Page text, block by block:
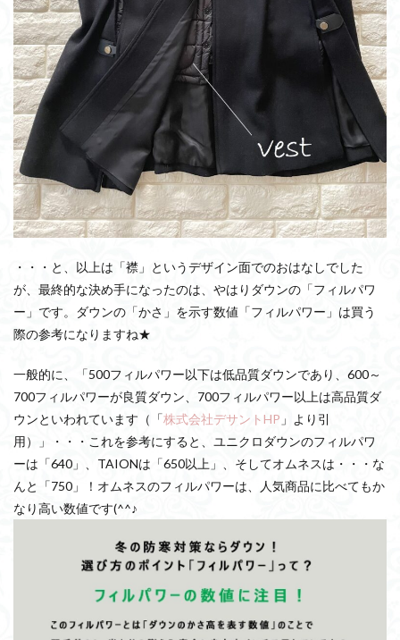
・・・と、以上は「襟」というデザイン面でのおはなしでした
が、最終的な決め手になったのは、やはりダウンの「フィルパワ
ー」です。ダウンの「かさ」を示す数値「フィルパワー」は買う
際の参考になりますね★
一般的に、「500フィルパワー以下は低品質ダウンであり、600～
700フィルパワーが良質ダウン、700フィルパワー以上は高品質ダ
ウンといわれています（「株式会社デサントHP 」より引
用）」・・・これを参考にすると、ユニクロダウンのフィルパワ
ーは「640」、TAIONは「650以上」、そしてオムネスは・・・な
んと「750」！オムネスのフィルパワーは、人気商品に比べてもか
なり高い数値です(^^♪